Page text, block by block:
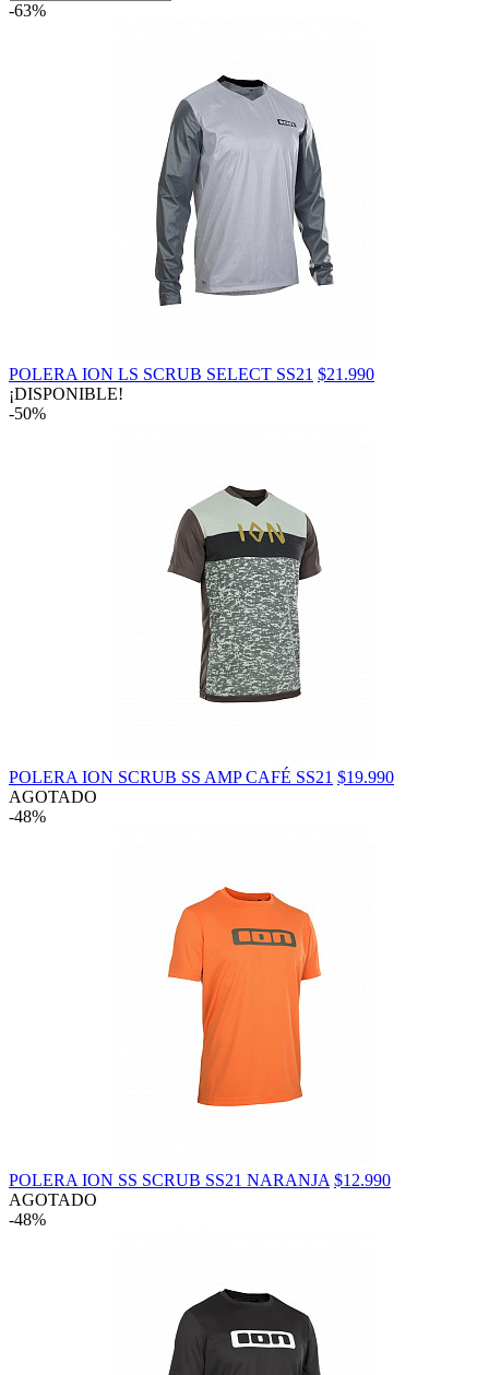
-63%
POLERA ION LS SCRUB SELECT SS21 $21.990
¡DISPONIBLE!
-50%
POLERA ION SCRUB SS AMP CAFÉ SS21 $19.990
AGOTADO
-48%
POLERA ION SS SCRUB SS21 NARANJA $12.990
AGOTADO
-48%